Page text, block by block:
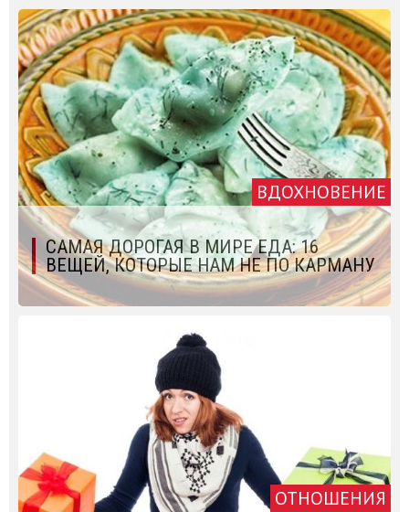
ВДОХНОВЕНИЕ
САМАЯ ДОРОГАЯ В МИРЕ ЕДА: 16
ВЕЩЕЙ, КОТОРЫЕ НАМ НЕ ПО КАРМАНУ
ОТНОШЕНИЯ